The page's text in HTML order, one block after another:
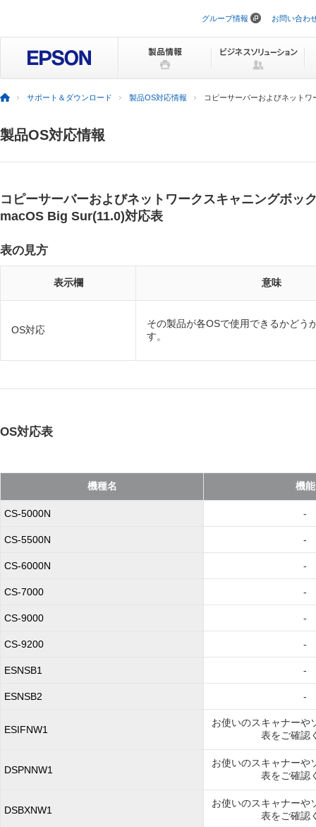
ビ
ョ
グループ情報 お問い合わ
サポート＆ダウンロード 製品OS対応情報 コピーサーバーおよびネット
製品OS対応情報
コピーサーバーおよびネットワークスキャニングボッ
macOS Big Sur(11.0)対応表
表の見方
表示欄 意味
OS対応
その製品が各OSで使用できるかどう
す。
OS対応表
機種名 機能
CS-5000N -
CS-5500N -
CS-6000N -
CS-7000 -
CS-9000 -
CS-9200 -
ESNSB1 -
ESNSB2 -
ESIFNW1
お使いのスキャナーや
表をご確認
DSPNNW1
お使いのスキャナーや
表をご確認
DSBXNW1
お使いのスキャナーや
表をご確認